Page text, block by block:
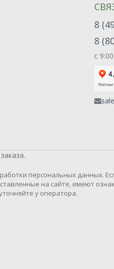
8
8
с
персональных данных.
на сайте, имеют
у оператора.